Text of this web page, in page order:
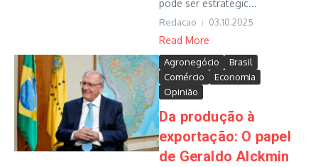
pode ser estrategic...
Redacao 03.10.2025
Read More
Agronegócio
Brasil
Comércio
Economia
Opinião
Da produção à
exportação: O papel
de Geraldo Alckmin